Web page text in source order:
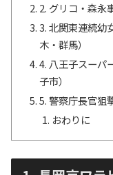
2. グリコ・森永
3. 北関東連続幼
木・群馬）
4. 八王子スーパ
子市）
5. 警察庁長官狙
おわりに